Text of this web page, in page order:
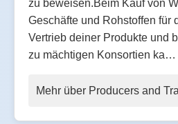
zu beweisen.Beim Kauf von
Geschäfte und Rohstoffen für
Vertrieb deiner Produkte und
zu mächtigen Konsortien ka…
Mehr über Producers and